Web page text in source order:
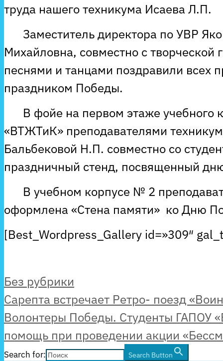
труда нашего техникума Исаева Л.П.
Заместитель директора по УВР
Михайловна, совместно с творческой
песнями и танцами поздравили всех
праздником Победы.
В фойе на первом этаже
«ВТЖТиК» преподавателями
Бальбековой Н.П. совместно со
праздничный стенд, посвященный
В учебном корпусе № 2
оформлена «Стена памяти» ко Дню
[Best_Wordpress_Gallery id=»309″
Рубрики
Без рубрики
Сарепта встречает Ретро- поезд
Волонтеры Победы. Студенты ГАПОУ
помощь при проведении акции
Search for: Search Button